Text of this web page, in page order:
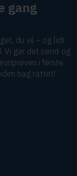
gang
du vil – og lidt
Vi gør det nemt og
i første
bag rattet!